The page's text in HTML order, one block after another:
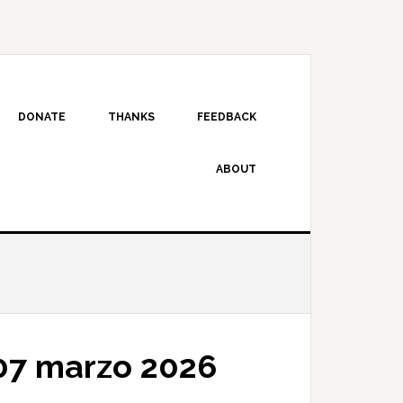
DONATE THANKS FEEDBACK
ABOUT
marzo 2026